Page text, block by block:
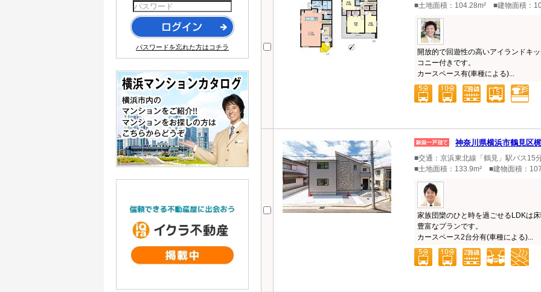
■土地面積：104.28m² ■建物面積：
開放的で回遊性の高いアイランドキ
コニー付きです。
カースペース有(車種による)...
神奈川県横浜市鶴見区
■交通：京浜東北線「鶴見」駅バス15
■土地面積：133.9m² ■建物面積：
家族団欒のひと時を過ごせるLDKは
豊富なプランです。
カースペース2台分有(車種による)...
パスワードを忘れた方はコチラ